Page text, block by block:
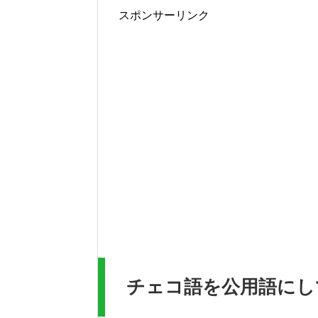
スポンサーリンク
チェコ語を公用語に